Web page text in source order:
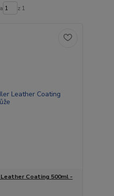
z 1
Coating 500ml -